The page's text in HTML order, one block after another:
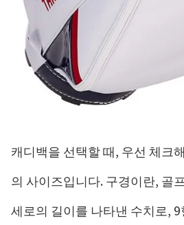
캐디백을 선택할 때, 우선 체크
의 사이즈입니다. 구경이란, 골
세로의 길이를 나타낸 수치로,